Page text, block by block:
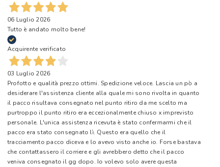
06 Luglio 2026
Tutto è andato molto bene!
Acquirente verificato
03 Luglio 2026
Profotto e qualità prezzo ottimi. Spedizione veloce. Lascia un pò a
desiderare l'assistenza cliente alla quale mi sono rivolta in quanto
il pacco risultava consegnato nel punto ritiro da me scelto ma
purtroppo il punto ritiro era eccezionalmente chiuso x imprevisto
personale. L'unica assistenza ricevuta è stato confermarmi che il
pacco era stato consegnato lì. Questo era quello che il
tracciamento pacco diceva e lo avevo visto anche io. Forse bastava
che contattassero il corriere e gli avrebbero detto che il pacco
veniva consegnato il gg dopo. Io volevo solo avere questa